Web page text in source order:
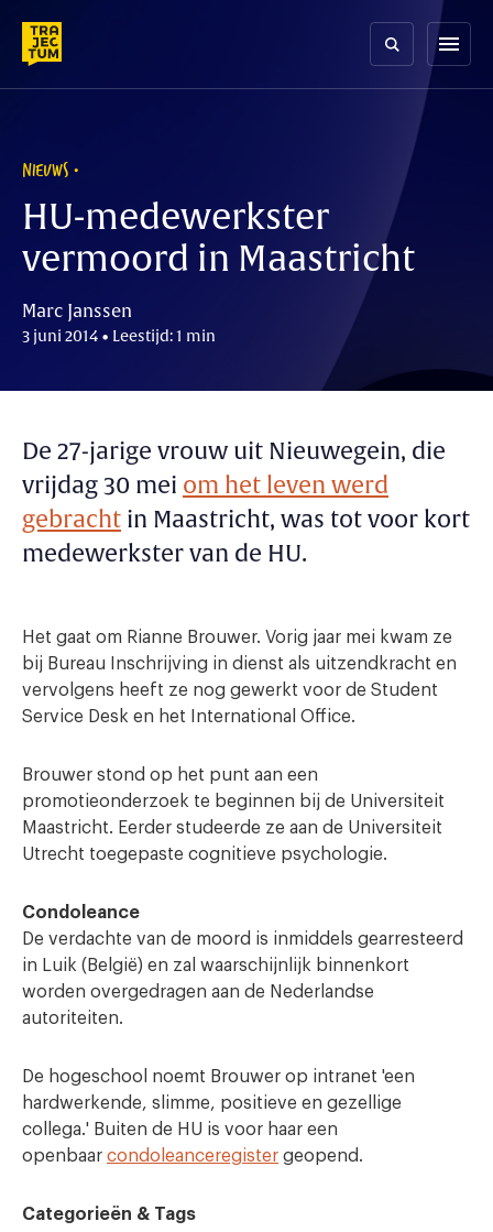
content
menu
NIEUWS
HU-medewerkster
vermoord in Maastricht
Marc Janssen
3 juni 2014 • Leestijd: 1 min
De 27-jarige vrouw uit Nieuwegein, die
vrijdag 30 mei om het leven werd
gebracht in Maastricht, was tot voor kort
medewerkster van de HU.
Het gaat om Rianne Brouwer. Vorig jaar mei kwam ze
bij Bureau Inschrijving in dienst als uitzendkracht en
vervolgens heeft ze nog gewerkt voor de Student
Service Desk en het International Office.
Brouwer stond op het punt aan een
promotieonderzoek te beginnen bij de Universiteit
Maastricht. Eerder studeerde ze aan de Universiteit
Utrecht toegepaste cognitieve psychologie.
Condoleance
De verdachte van de moord is inmiddels gearresteerd
in Luik (België) en zal waarschijnlijk binnenkort
worden overgedragen aan de Nederlandse
autoriteiten.
De hogeschool noemt Brouwer op intranet 'een
hardwerkende, slimme, positieve en gezellige
collega.' Buiten de HU is voor haar een
openbaar condoleanceregister geopend.
Categorieën & Tags